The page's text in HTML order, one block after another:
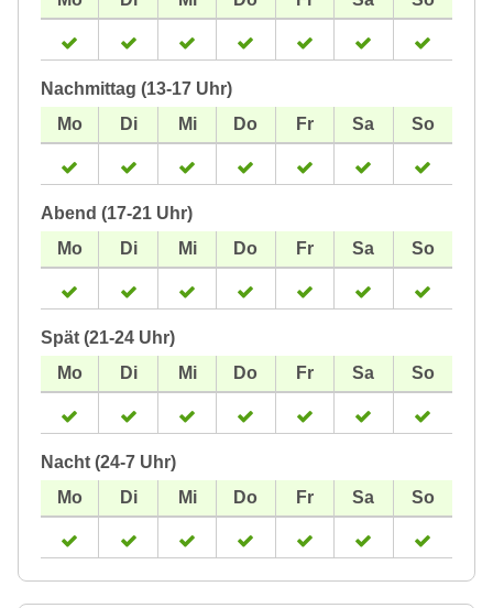
Nachmittag (13-17 Uhr)
Abend (17-21 Uhr)
Spät (21-24 Uhr)
Nacht (24-7 Uhr)